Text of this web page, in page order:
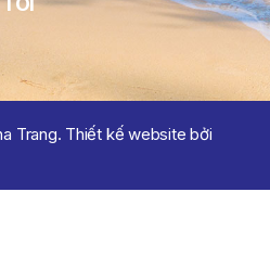
Trang. Thiết kế website bởi